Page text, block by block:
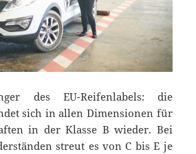
des EU-Reifenlabels: die
sich in allen Dimensionen für
in der Klasse B wieder. Bei
streut es von C bis E je